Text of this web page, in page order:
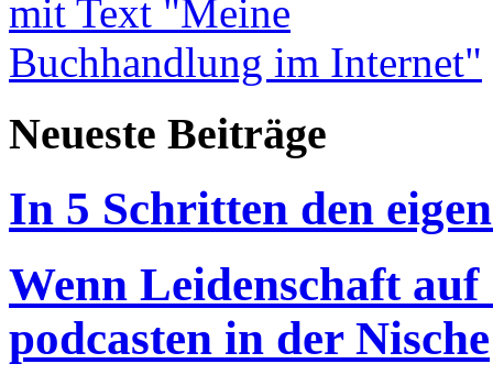
Neueste Beiträge
In 5 Schritten den
Wenn Leidenschaft
podcasten in der Nische